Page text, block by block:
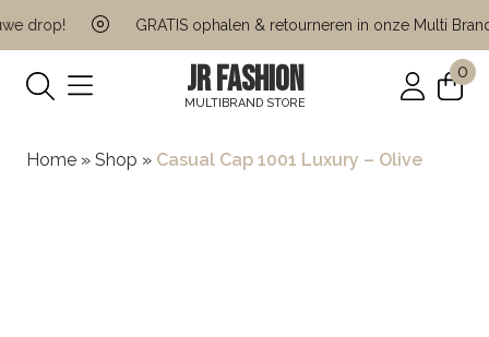
drop! GRATIS ophalen & retourneren in onze Multi Brand
JR FASHION
MULTIBRAND STORE
0
Home » Shop » Casual Cap 1001 Luxury – Olive